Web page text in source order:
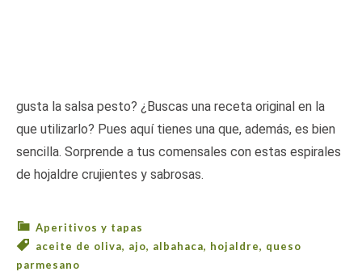
gusta la salsa pesto? ¿Buscas una receta original en la
que utilizarlo? Pues aquí tienes una que, además, es bien
sencilla. Sorprende a tus comensales con estas espirales
de hojaldre crujientes y sabrosas.
Aperitivos y tapas
aceite de oliva, ajo, albahaca, hojaldre, queso
parmesano